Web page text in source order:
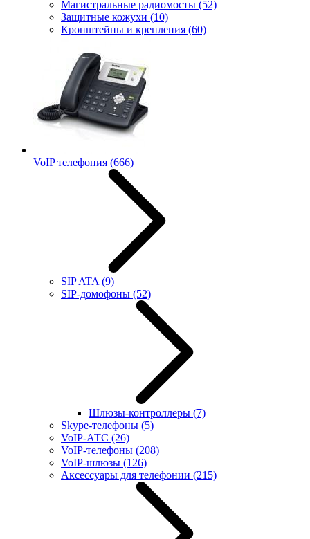
Магистральные радиомосты (52)
Защитные кожухи (10)
Кронштейны и крепления (60)
VoIP телефония (666)
SIP ATA (9)
SIP-домофоны (52)
Шлюзы-контроллеры (7)
Skype-телефоны (5)
VoIP-АТС (26)
VoIP-телефоны (208)
VoIP-шлюзы (126)
Аксессуары для телефонии (215)